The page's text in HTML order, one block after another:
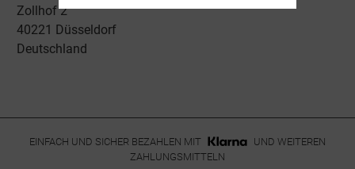
Zollhof 2
40221 Düsseldorf
Deutschland
EINFACH UND SICHER BEZAHLEN MIT
UND WEITEREN
ZAHLUNGSMITTELN